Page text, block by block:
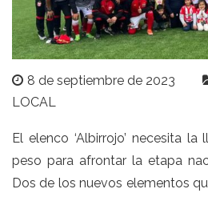
8 de septiembre de 2023
LOCAL
El elenco ‘Albirrojo’ necesita
peso para afrontar la etapa
Dos de los nuevos elementos